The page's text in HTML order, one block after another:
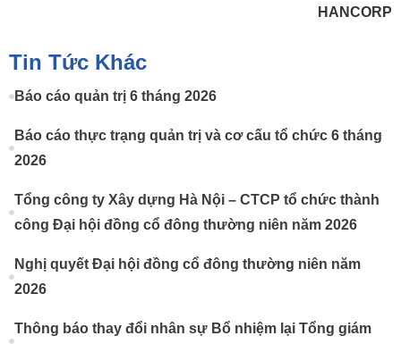
HANCORP
Tin Tức Khác
Báo cáo quản trị 6 tháng 2026
Báo cáo thực trạng quản trị và cơ cấu tổ chức 6 tháng
2026
Tổng công ty Xây dựng Hà Nội – CTCP tổ chức thành
công Đại hội đồng cổ đông thường niên năm 2026
Nghị quyết Đại hội đồng cổ đông thường niên năm
2026
Thông báo thay đổi nhân sự Bổ nhiệm lại Tổng giám